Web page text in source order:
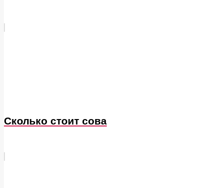
Сколько стоит сова